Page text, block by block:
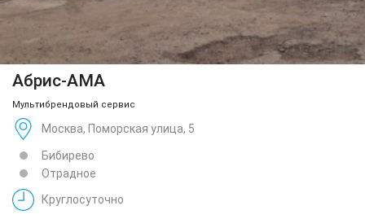
Абрис-АМА
Мультибрендовый сервис
Москва, Поморская улица, 5
Бибирево
Отрадное
Круглосуточно